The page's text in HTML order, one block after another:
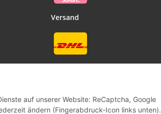
auf unserer Website: ReCaptcha, Google
ändern (Fingerabdruck-Icon links unten).
Versand